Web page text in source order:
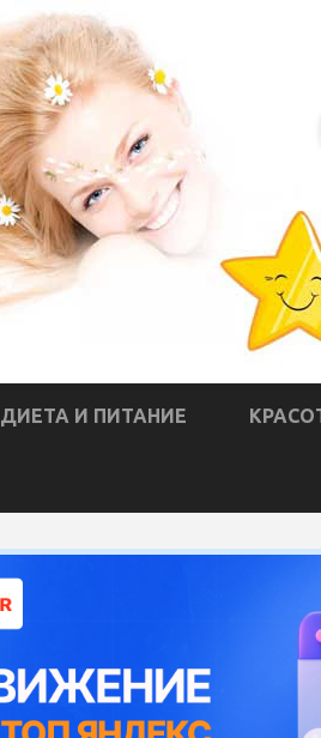
ДИЕТА И ПИТАНИЕ